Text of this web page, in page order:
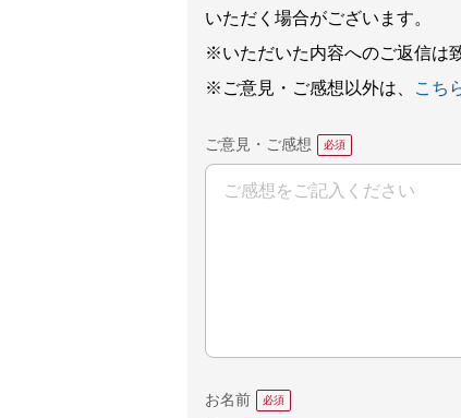
いただく場合がございます。
※いただいた内容へのご返信は
※ご意見・ご感想以外は、
こち
ご意見・ご感想
お名前